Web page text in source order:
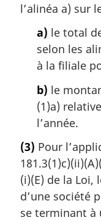
l’alinéa a) sur
a) le total
selon les
à la filiale
b) le
(1)a)
l’année.
(3) Pour
(i)(E) de la Loi,
d’une société
se terminant à